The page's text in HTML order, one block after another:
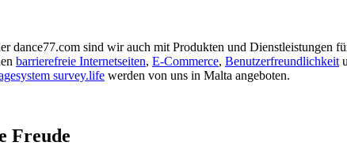
dance77.com sind wir auch mit Produkten und Dienstleistungen
barrierefreie Internetseiten, E-Commerce, Benutzerfreundlichkeit
survey.life werden von uns in Malta angeboten.
Freude